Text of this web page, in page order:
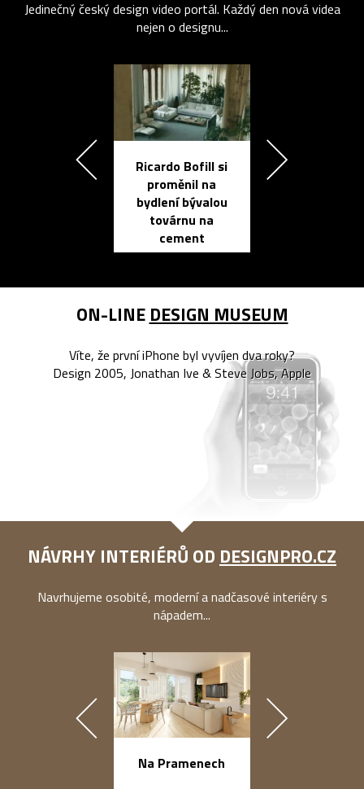
Jedinečný český design video portál. Každý den nová videa
nejen o designu...
Ricardo Bofill si
proměnil na
bydlení bývalou
továrnu na
cement
ON-LINE DESIGN MUSEUM
Víte, že první iPhone byl vyvíjen dva roky?
Design 2005, Jonathan Ive & Steve Jobs, Apple
NÁVRHY INTERIÉRŮ OD DESIGNPRO.CZ
Navrhujeme osobité, moderní a nadčasové interiéry s
nápadem...
Na Pramenech